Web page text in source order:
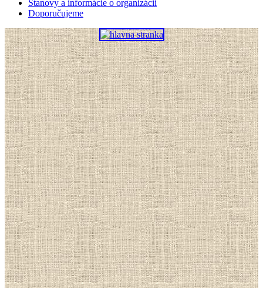
Stanovy a informácie o organizácii
Doporučujeme